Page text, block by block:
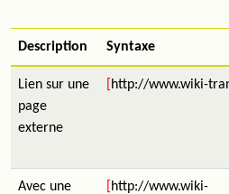
Description Syntaxe
Lien sur une
page
externe
http://www.wiki-
Avec une http://www.wiki-